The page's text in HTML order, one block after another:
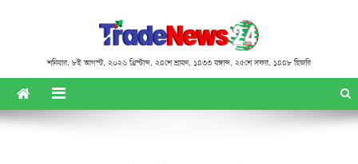
শনিবার, ৮ই আগস্ট, ২০২৬ খ্রিস্টাব্দ, ২৪শে শ্রাবণ, ১৪৩৩ বঙ্গাব্দ, ২৫শে সফর, ১৪৪৮ হিজরি